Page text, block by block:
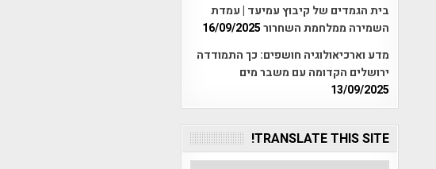
בית הגמדים של קיבוץ עמיעד | עמדת
השמירה ממלחמת השחרור16/09/2025
מדע וארכיאולוגיה חושפים: כך התמודדה
ירושלים הקדומה עם משבר מים
13/09/2025
TRANSLATE THIS SITE!